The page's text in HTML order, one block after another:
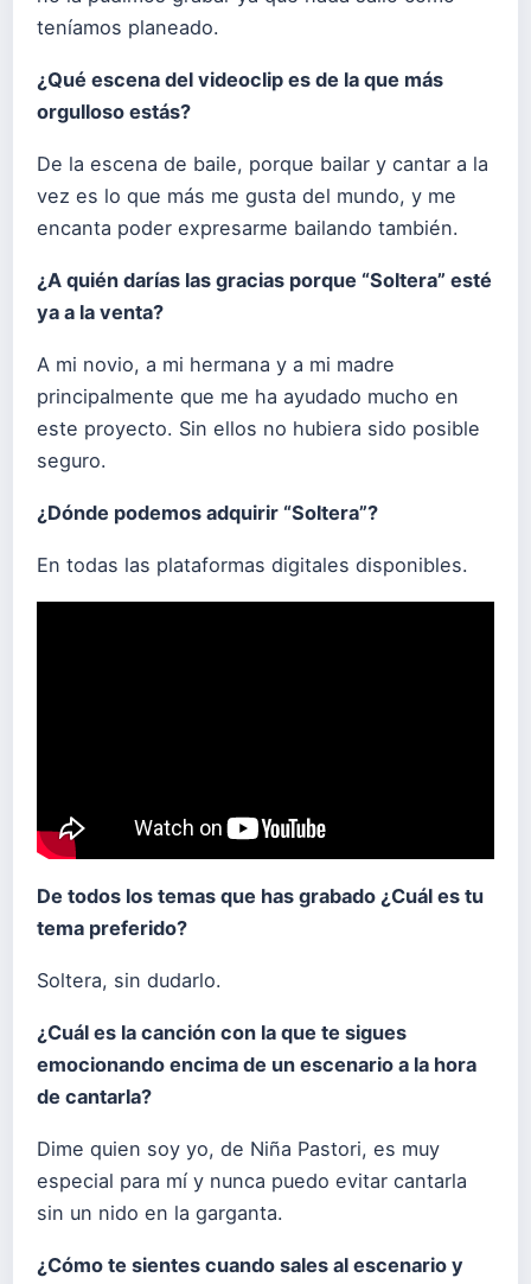
teníamos planeado.
¿Qué escena del videoclip es de la que más
orgulloso estás?
De la escena de baile, porque bailar y cantar a la
vez es lo que más me gusta del mundo, y me
encanta poder expresarme bailando también.
¿A quién darías las gracias porque “Soltera” esté
ya a la venta?
A mi novio, a mi hermana y a mi madre
principalmente que me ha ayudado mucho en
este proyecto. Sin ellos no hubiera sido posible
seguro.
¿Dónde podemos adquirir “Soltera”?
En todas las plataformas digitales disponibles.
De todos los temas que has grabado ¿Cuál es tu
tema preferido?
Soltera, sin dudarlo.
¿Cuál es la canción con la que te sigues
emocionando encima de un escenario a la hora
de cantarla?
Dime quien soy yo, de Niña Pastori, es muy
especial para mí y nunca puedo evitar cantarla
sin un nido en la garganta.
¿Cómo te sientes cuando sales al escenario y